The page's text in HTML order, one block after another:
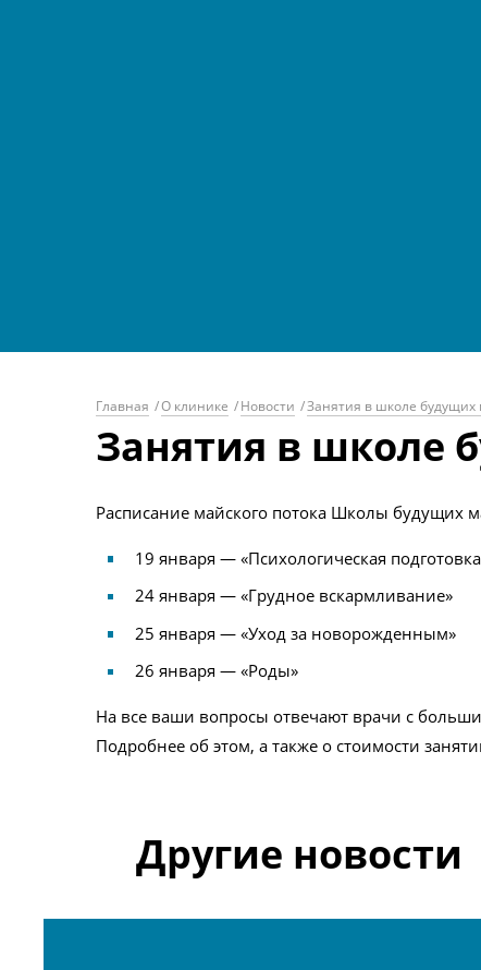
Главная /О клинике /Новости /Занятия в школе будущих
Занятия в школе
Расписание майского потока Школы будущих
19 января — «Психологическая
24 января — «Грудное вскармливание»
25 января — «Уход за новорожденным»
26 января — «Роды»
На все ваши вопросы отвечают врачи с
Подробнее об этом, а также о стоимости
Другие новости